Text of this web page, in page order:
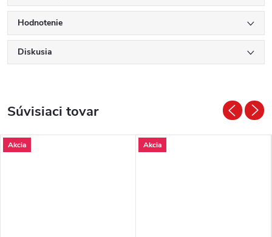
Hodnotenie
Diskusia
Súvisiaci tovar
Akcia Akcia